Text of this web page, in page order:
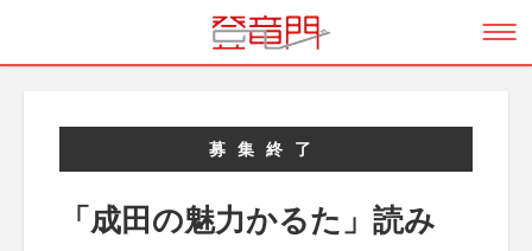
募集終了
「成田の魅力かるた」読み